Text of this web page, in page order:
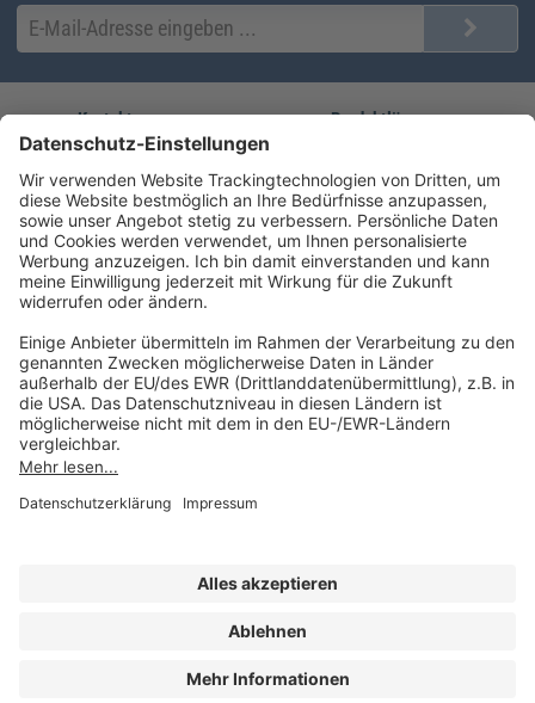
Kontakt
Sie erreichen uns unter:
(08233) 38 11 23
service@forum-verlag.com
Mo-Do 07:30 - 17:00 Uhr
Fr 07:30 - 15:00 Uhr
Produktlösungen
AKADEMIE HERKERT
Unsere Marken
Folgen Sie uns
Impressum
Cookie-Einstellungen
AGB und Lizenzbedingungen
Erklärung zur Barrierefreiheit